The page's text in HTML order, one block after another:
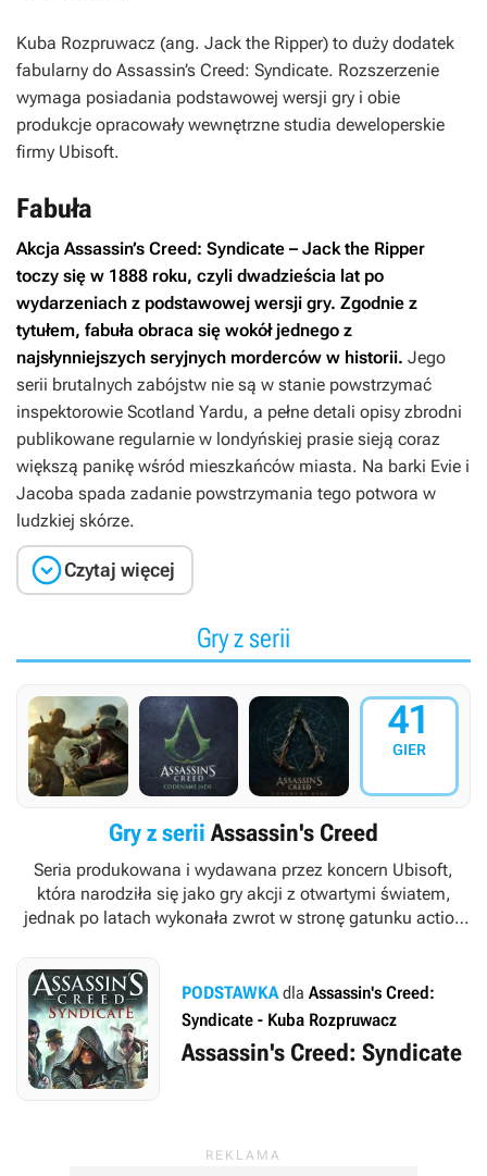
Kuba Rozpruwacz (ang. Jack the Ripper) to duży dodatek
fabularny do Assassin’s Creed: Syndicate. Rozszerzenie
wymaga posiadania podstawowej wersji gry i obie
produkcje opracowały wewnętrzne studia deweloperskie
firmy Ubisoft.
Fabuła
Akcja Assassin’s Creed: Syndicate – Jack the Ripper
toczy się w 1888 roku, czyli dwadzieścia lat po
wydarzeniach z podstawowej wersji gry. Zgodnie z
tytułem, fabuła obraca się wokół jednego z
najsłynniejszych seryjnych morderców w historii. Jego
serii brutalnych zabójstw nie są w stanie powstrzymać
inspektorowie Scotland Yardu, a pełne detali opisy zbrodni
publikowane regularnie w londyńskiej prasie sieją coraz
większą panikę wśród mieszkańców miasta. Na barki Evie i
Jacoba spada zadanie powstrzymania tego potwora w
ludzkiej skórze.
Czytaj więcej
Gry z serii
41
GIER
Gry z serii Assassin's Creed
Seria produkowana i wydawana przez koncern Ubisoft,
która narodziła się jako gry akcji z otwartymi światem,
jednak po latach wykonała zwrot w stronę gatunku action
Za twórców marki uznawani są Patrice Désilets, Jade
Raymond oraz Corey May.
PODSTAWKAdla Assassin's Creed:
Syndicate - Kuba Rozpruwacz
Assassin's Creed: Syndicate